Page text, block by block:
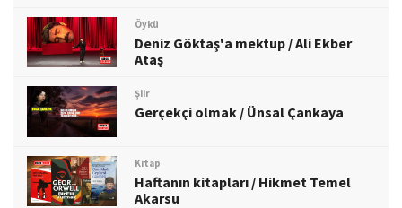
Öykü
Deniz Göktaş'a mektup / Ali Ekber
Ataş
Şiir
Gerçekçi olmak / Ünsal Çankaya
Kitap
Haftanın kitapları / Hikmet Temel
Akarsu